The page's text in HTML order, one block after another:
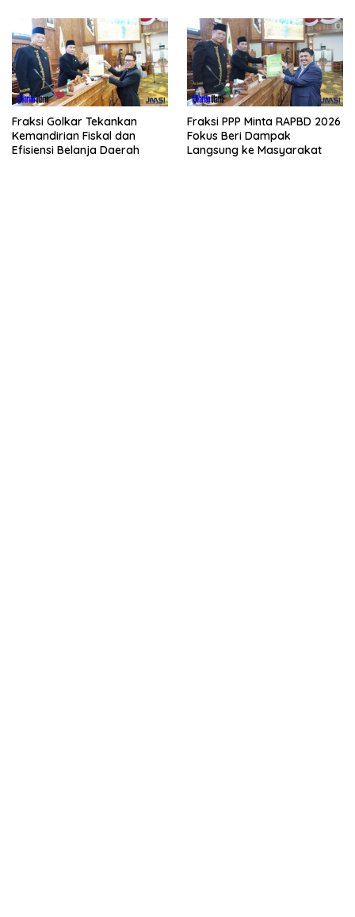
Fraksi Golkar Tekankan
Kemandirian Fiskal dan
Efisiensi Belanja Daerah
Fraksi PPP Minta RAPBD 2026
Fokus Beri Dampak
Langsung ke Masyarakat